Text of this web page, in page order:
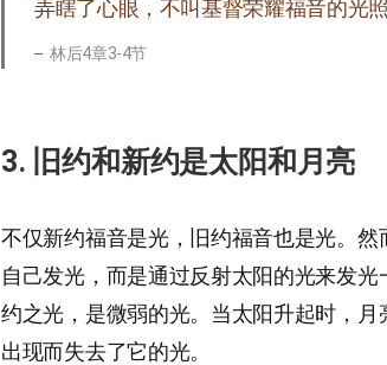
弄瞎了心眼，不叫基督荣耀福音的光
林后4章3-4节
3. 旧约和新约是太阳和月亮
不仅新约福音是光，旧约福音也是光。
自己发光，而是通过反射太阳的光来发
约之光，是微弱的光。当太阳升起时，
出现而失去了它的光。